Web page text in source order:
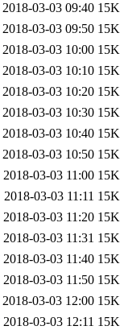
2018-03-03 09:40 15K
2018-03-03 09:50 15K
2018-03-03 10:00 15K
2018-03-03 10:10 15K
2018-03-03 10:20 15K
2018-03-03 10:30 15K
2018-03-03 10:40 15K
2018-03-03 10:50 15K
2018-03-03 11:00 15K
2018-03-03 11:11 15K
2018-03-03 11:20 15K
2018-03-03 11:31 15K
2018-03-03 11:40 15K
2018-03-03 11:50 15K
2018-03-03 12:00 15K
2018-03-03 12:11 15K